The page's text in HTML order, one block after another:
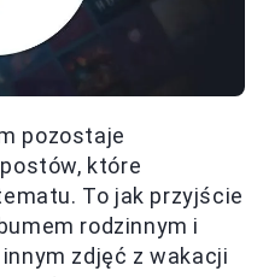
pozostaje
które
To jak przyjście
rodzinnym i
zdjęć z wakacji